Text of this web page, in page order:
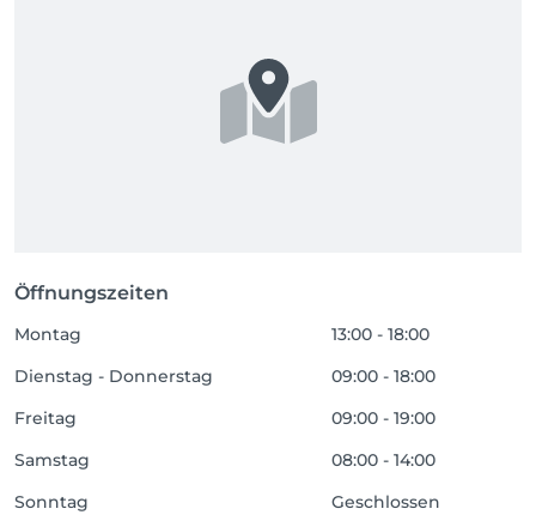
Öffnungszeiten
Montag
13:00 - 18:00
Dienstag - Donnerstag
09:00 - 18:00
Freitag
09:00 - 19:00
Samstag
08:00 - 14:00
Sonntag
Geschlossen